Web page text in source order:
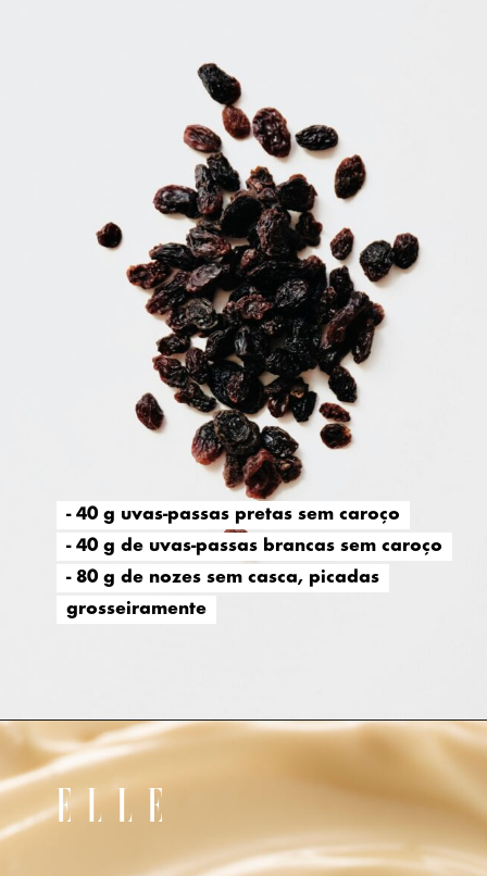
- 40 g uvas-passas pretas sem caroço
- 40 g de uvas-passas brancas sem caroço
- 80 g de nozes sem casca, picadas
grosseiramente
- 40 g uvas-passas pretas sem caroço
- 40 g de uvas-passas brancas sem caroço
- 80 g de nozes sem casca, picadas
grosseiramente